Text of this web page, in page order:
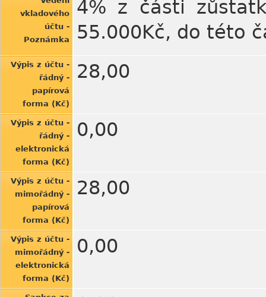
vkladového
účtu -
Poznámka
4% z části
55.000Kč, do této
Výpis z účtu -
řádný -
papírová
forma (Kč)
28,00
Výpis z účtu -
řádný -
elektronická
forma (Kč)
0,00
Výpis z účtu -
mimořádný -
papírová
forma (Kč)
28,00
Výpis z účtu -
mimořádný -
elektronická
forma (Kč)
0,00